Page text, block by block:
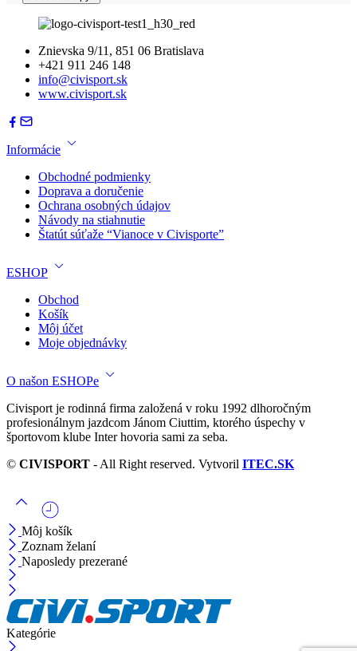
Znievska 9/11, 851 06 Bratislava
+421 911 246 148
info@civisport.sk
www.civisport.sk
Informácie
Obchodné podmienky
Doprava a doručenie
Ochrana osobných údajov
Návody na stiahnutie
Štatút súťaže “Vianoce v Civisporte”
ESHOP
Obchod
Košík
Môj účet
Moje objednávky
O našon ESHOPe
Civisport je rodinná firma založená v roku 1992 dlhoročným
profesionálnym jazdcom Jánom Ciuttim, ktorého úspechy v
športovom klube Inter hovoria sami za seba.
© CIVISPORT - All Right reserved. Vytvoril ITEC.SK
Môj košík
Zoznam želaní
Naposledy prezerané
Kategórie